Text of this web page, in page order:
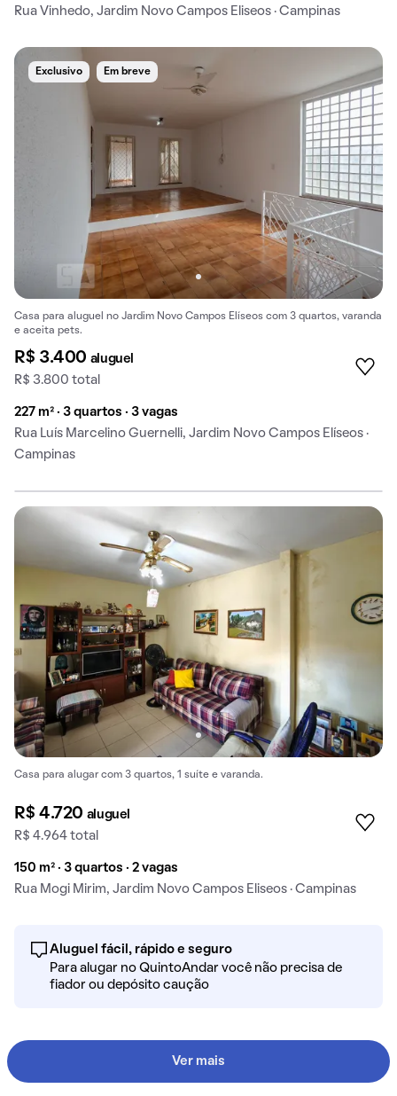
Rua Vinhedo, Jardim Novo Campos Eliseos · Campinas
Exclusivo Em breve
Casa para aluguel no Jardim Novo Campos Elíseos com 3 quartos, varanda
e aceita pets.
R$ 3.400 aluguel
R$ 3.800 total
227 m² · 3 quartos · 3 vagas
Rua Luís Marcelino Guernelli, Jardim Novo Campos Elíseos ·
Campinas
Casa para alugar com 3 quartos, 1 suíte e varanda.
R$ 4.720 aluguel
R$ 4.964 total
150 m² · 3 quartos · 2 vagas
Rua Mogi Mirim, Jardim Novo Campos Eliseos · Campinas
Aluguel fácil, rápido e seguro
Para alugar no QuintoAndar você não precisa de
fiador ou depósito caução
Ver mais